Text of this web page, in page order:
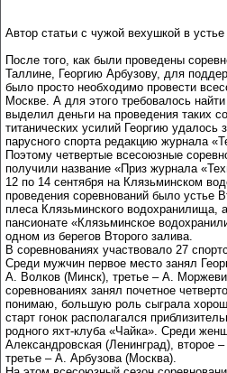
Автор статьи с чужой вехушкой в устье
После того, как были проведены
Таллине, Георгию Арбузову, для
было просто необходимо провести
Москве. А для этого требовалось
выделил деньги на проведения таких
титанических усилий Георгию удалось
парусного спорта редакцию журнала
Поэтому четвертые всесоюзные
получили название «Приз журнала
12 по 14 сентября на Клязьминском
проведения соревнований было устье
плеса Клязьминского водохранилища,
пансионате «Клязьминское
одном из берегов Второго залива.
В соревнованиях участвовало 27
Среди мужчин первое место занял
А. Волков (Минск), третье – А.
соревнованиях занял почетное
понимаю, большую роль сыграла
старт гонок располагался
родного яхт-клуба «Чайка». Среди
Александровская (Ленинград), второе
третье – А. Арбузова (Москва).